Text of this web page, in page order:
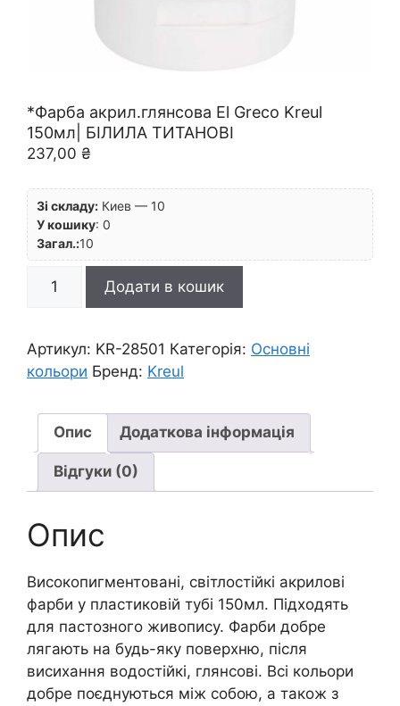
*Фарба акрил.глянсова El Greco Kreul
150мл| БІЛИЛА ТИТАНОВІ
237,00 ₴
Зі складу: Киев — 10
У кошику: 0
Загал.:10
акрил.глянсова
Greco
Kreul
БІЛИЛА
ТИТАНОВІ
кількість
Додати в кошик
Артикул: KR-28501 Категорія: Основні
кольори Бренд: Kreul
Опис Додаткова інформація
Відгуки (0)
Опис
Високопигментовані, світлостійкі акрилові
фарби у пластиковій тубі 150мл. Підходять
для пастозного живопису. Фарби добре
лягають на будь-яку поверхню, після
висихання водостійкі, глянсові. Всі кольори
добре поєднуються між собою, а також з